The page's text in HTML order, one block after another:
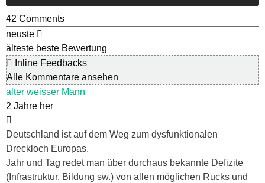
42 Comments
neuste
älteste beste Bewertung
Inline Feedbacks
Alle Kommentare ansehen
alter weisser Mann
2 Jahre her
Deutschland ist auf dem Weg zum dysfunktionalen
Dreckloch Europas.
Jahr und Tag redet man über durchaus bekannte Defizite
(Infrastruktur, Bildung sw.) von allen möglichen Rucks und